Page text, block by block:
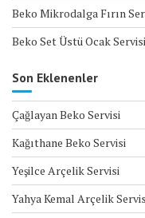
Beko Mikrodalga Fırın
Beko Set Üstü Ocak Servisi
Son Eklenenler
Çağlayan Beko Servisi
Kağıthane Beko Servisi
Yeşilce Arçelik Servisi
Yahya Kemal Arçelik